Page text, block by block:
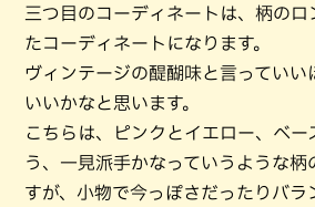
三つ目のコーディネートは、柄のロ
たコーディネートになります。
ヴィンテージの醍醐味と言っていい
いいかなと思います。
こちらは、ピンクとイエロー、ベー
う、一見派手かなっていうような柄
すが、小物で今っぽさだったりバラ